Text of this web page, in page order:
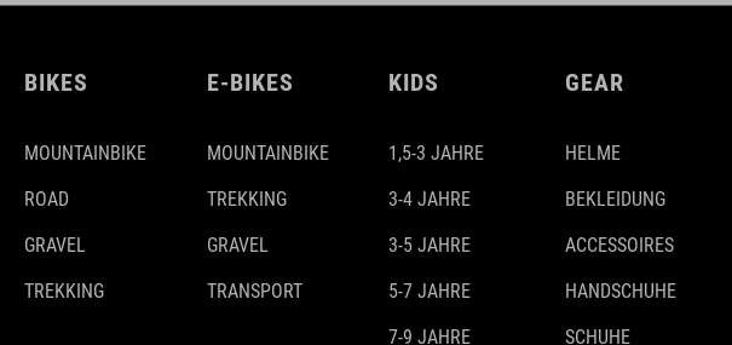
BIKES
MOUNTAINBIKE
ROAD
GRAVEL
TREKKING
E-BIKES
MOUNTAINBIKE
TREKKING
GRAVEL
TRANSPORT
KIDS
1,5-3 JAHRE
3-4 JAHRE
3-5 JAHRE
5-7 JAHRE
7-9 JAHRE
GEAR
HELME
BEKLEIDUNG
ACCESSOIRES
HANDSCHUHE
SCHUHE